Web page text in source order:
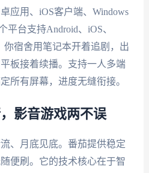
应用、iOS客户端、Windows
平台支持Android、iOS、
你宿舍用笔记本开着追剧，出
板接着续播。支持一人多端
所有屏幕，进度无缝衔接。
影音游戏两不误
、月底见底。番茄提供稳定
便刷。它的技术核心在于智